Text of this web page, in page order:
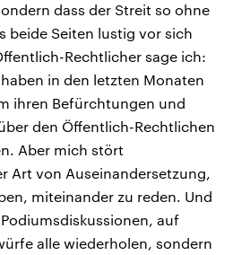
dass der Streit so ohne
beide Seiten lustig vor sich
Rechtlicher sage ich:
in den letzten Monaten
ihren Befürchtungen und
den Öffentlich-Rechtlichen
Aber mich stört
Art von Auseinandersetzung,
miteinander zu reden. Und
auf
alle wiederholen, sondern